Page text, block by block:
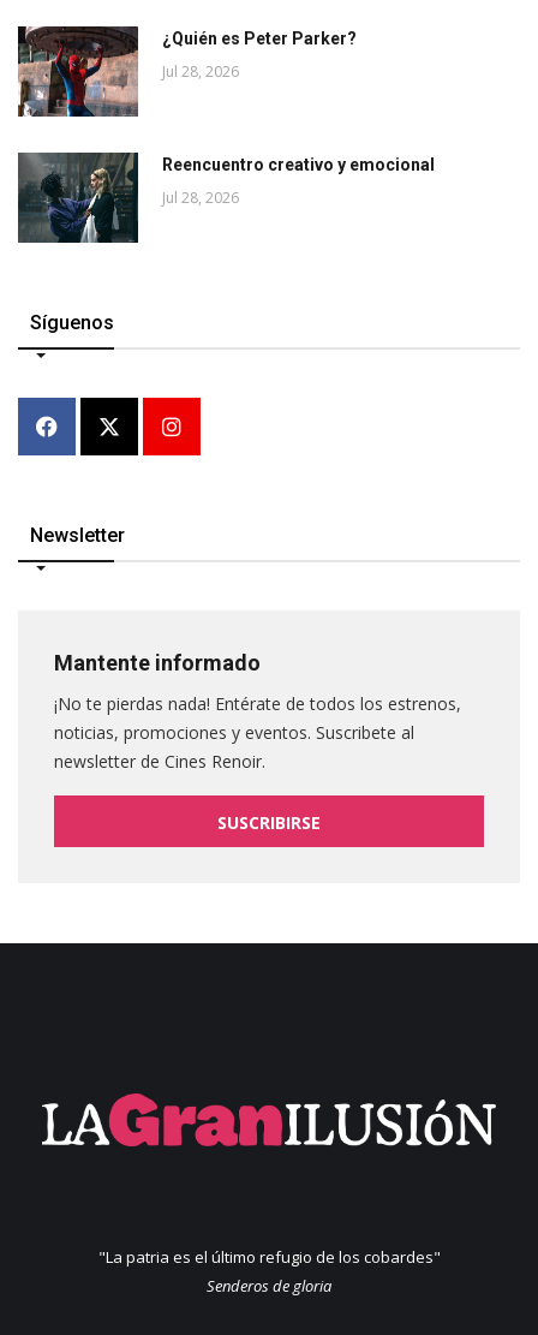
¿Quién es Peter Parker?
Jul 28, 2026
Reencuentro creativo y emocional
Jul 28, 2026
Síguenos
Newsletter
Mantente informado
¡No te pierdas nada! Entérate de todos los estrenos,
noticias, promociones y eventos. Suscribete al
newsletter de Cines Renoir.
SUSCRIBIRSE
"La patria es el último refugio de los cobardes"
Senderos de gloria